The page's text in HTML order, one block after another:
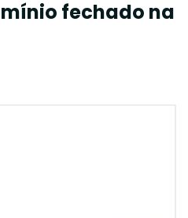
fechado na